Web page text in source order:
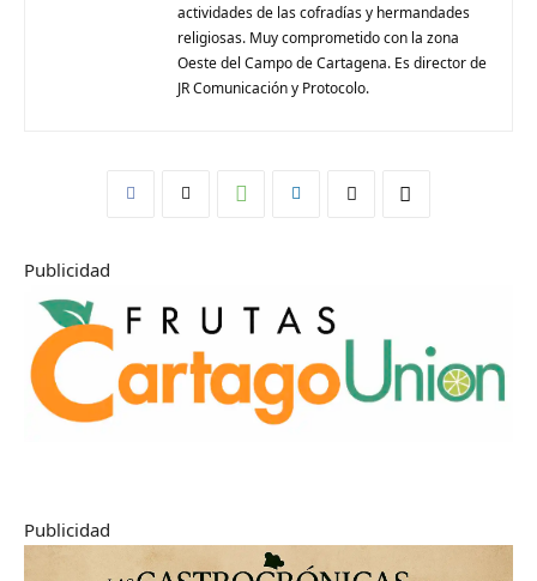
actividades de las cofradías y hermandades
religiosas. Muy comprometido con la zona
Oeste del Campo de Cartagena. Es director de
JR Comunicación y Protocolo.
Publicidad
Publicidad